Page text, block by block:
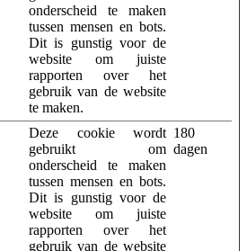
onderscheid te maken
tussen mensen en bots.
Dit is gunstig voor de
website om juiste
rapporten over het
gebruik van de website
te maken.
Deze cookie wordt
gebruikt om
onderscheid te maken
tussen mensen en bots.
Dit is gunstig voor de
website om juiste
rapporten over het
gebruik van de website
180
dagen